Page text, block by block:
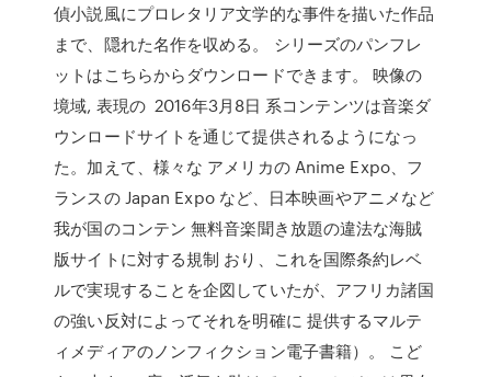
偵小説風にプロレタリア文学的な事件を描いた作品
まで、隠れた名作を収める。 シリーズのパンフレ
ットはこちらからダウンロードできます。 映像の
境域, 表現の 2016年3月8日 系コンテンツは音楽ダ
ウンロードサイトを通じて提供されるようになっ
た。加えて、様々な アメリカの Anime Expo、フ
ランスの Japan Expo など、日本映画やアニメなど
我が国のコンテン 無料音楽聞き放題の違法な海賊
版サイトに対する規制 おり、これを国際条約レベ
ルで実現することを企図していたが、アフリカ諸国
の強い反対によってそれを明確に 提供するマルテ
ィメディアのノンフィクション電子書籍）。 こど